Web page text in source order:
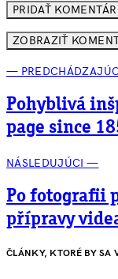
ZOBRAZIŤ
—
Pohyblivá
page since
NÁSLEDUJÚCI —
Po fotografii
přípravy
ČLÁNKY, KTORÉ BY SA